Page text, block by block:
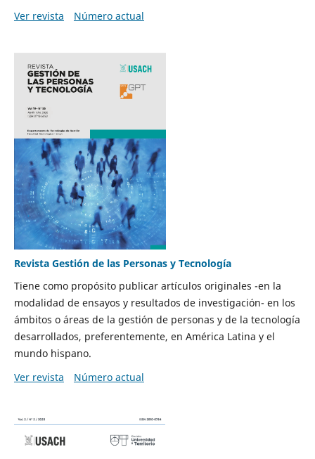
Ver revista
Número actual
Revista Gestión de las Personas y Tecnología
Tiene como propósito publicar artículos originales -en la
modalidad de ensayos y resultados de investigación- en los
ámbitos o áreas de la gestión de personas y de la tecnología
desarrollados, preferentemente, en América Latina y el
mundo hispano.
Ver revista
Número actual